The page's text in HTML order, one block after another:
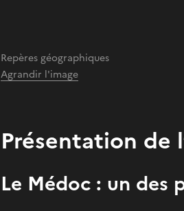
Repères géographiques
Agrandir l'image
Présentation de
Le Médoc : un des